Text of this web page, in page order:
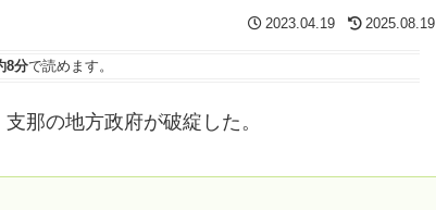
2023.04.19 2025.08.19
8分で読めます。
那の地方政府が破綻した。